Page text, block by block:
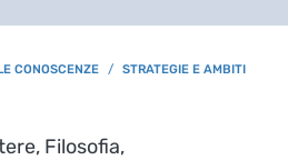
CONOSCENZE
STRATEGIE E AMBITI
Filosofia,